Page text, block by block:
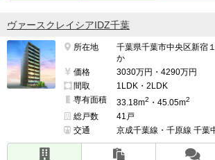
並行して検討したマンション名
ヴァースクレイシアIDZ千葉
所在地
千葉県千葉市中央区新宿
か
価格
3030万円・4290万円
間取
1LDK・2LDK
専有面積
33.18m2 ・45.05m2
総戸数
41戸
交通
京成千葉線・千原線 千葉